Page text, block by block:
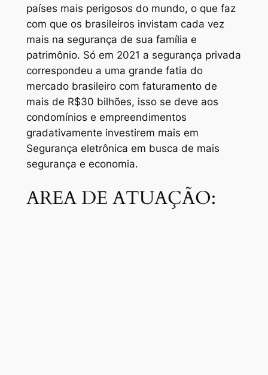
países mais perigosos do mundo, o que faz
com que os brasileiros invistam cada vez
mais na segurança de sua família e
patrimônio. Só em 2021 a segurança privada
correspondeu a uma grande fatia do
mercado brasileiro com faturamento de
mais de R$30 bilhões, isso se deve aos
condomínios e empreendimentos
gradativamente investirem mais em
Segurança eletrônica em busca de mais
segurança e economia.
AREA DE ATUAÇÃO: